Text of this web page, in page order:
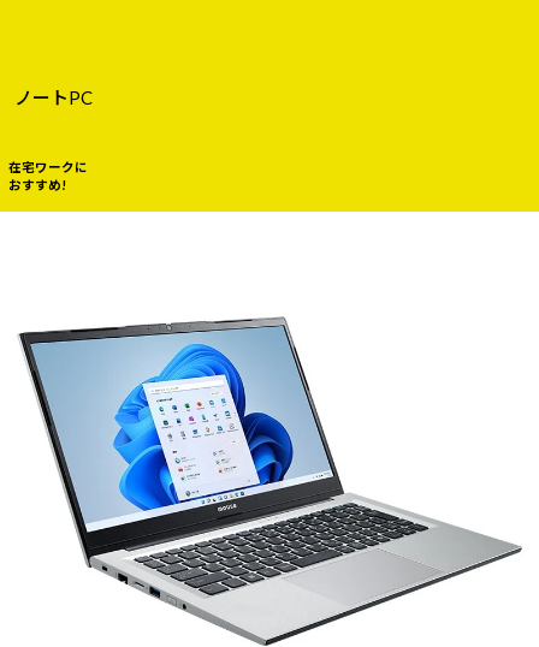
ノートPC
在宅ワークに
おすすめ!